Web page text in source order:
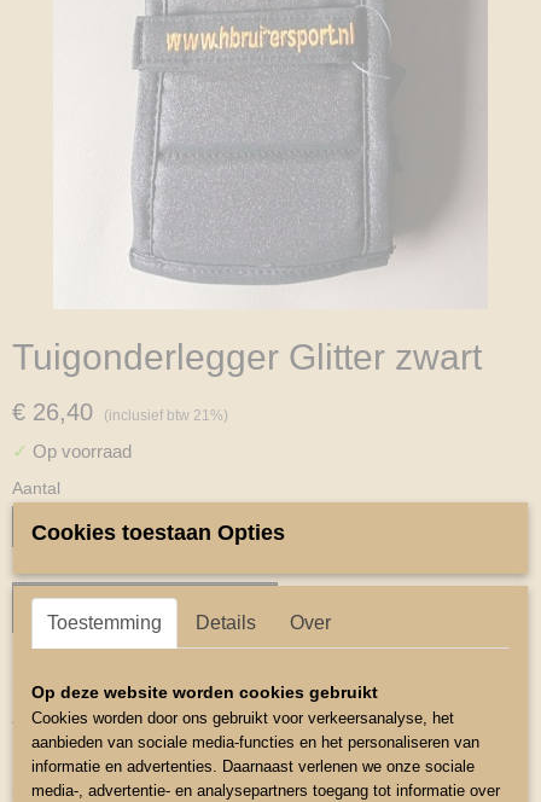
Tuigonderlegger Glitter zwart
€ 26,40 (inclusief btw 21%)
✓ Op voorraad
Aantal
IN WINKELWAGEN
Omschrijving
Tuigonderlegger Glitter
De bovenzijde is van stevige glitter stof ,binnenzijde is van Cool-
max voering
Cookies toestaan Opties
Toestemming Details Over
Op deze website worden cookies gebruikt
Cookies worden door ons gebruikt voor verkeersanalyse, het
aanbieden van sociale media-functies en het personaliseren van
informatie en advertenties. Daarnaast verlenen we onze sociale
media-, advertentie- en analysepartners toegang tot informatie over